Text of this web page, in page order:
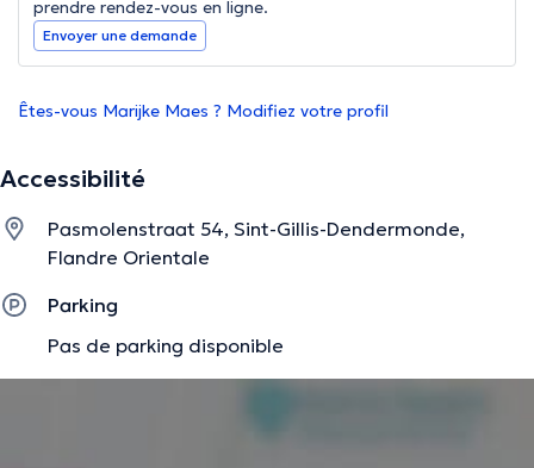
prendre rendez-vous en ligne.
Envoyer une demande
Êtes-vous Marijke Maes ? Modifiez votre profil
Accessibilité
Pasmolenstraat 54, Sint-Gillis-Dendermonde,
Flandre Orientale
Parking
Pas de parking disponible